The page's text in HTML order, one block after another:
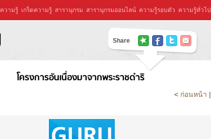
ความรู้ เกร็ดความรู้ สารานุกรม สารานุกรมออนไลน์ ความรู้รอบตัว ความรู้ทั่วไป
Share
โครงการอันเนื่องมาจากพระราชดำริ
< ก่อนหน้า |